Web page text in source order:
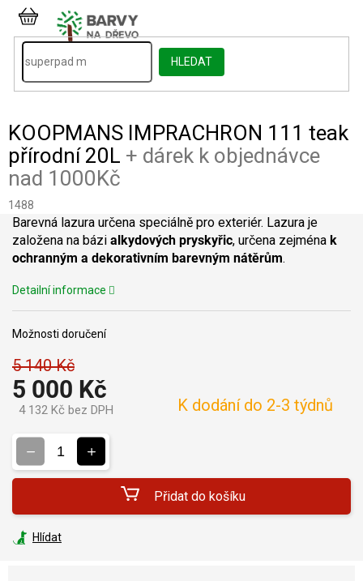
Přejít
obsah
HLEDAT
NÁKUPNÍ
KOŠÍK
KOOPMANS IMPRACHRON 111 teak
přírodní 20L + dárek k objednávce
nad 1000Kč
1488
5 140 Kč
5 000 Kč
4 132 Kč bez DPH K dodání do 2-3 týdnů
Možnosti doručení
Přidat do košíku
Barevná lazura určena speciálně pro exteriér. Lazura je
založena na bázi alkydových pryskyřic, určena zejména k
ochranným a dekorativním barevným nátěrům.
Detailní informace
Hlídat